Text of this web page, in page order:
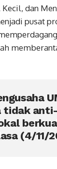
dan
pusat
tidak
(4/11/